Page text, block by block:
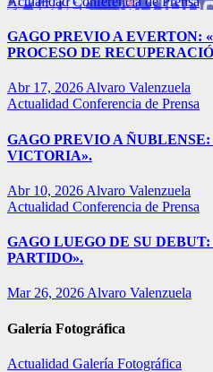
GAGO PREVIO A EVERTON:
PROCESO DE
Abr 17, 2026 Alvaro Valenzuela
Actualidad Conferencia de Prensa
GAGO PREVIO A
VICTORIA».
Abr 10, 2026 Alvaro Valenzuela
Actualidad Conferencia de Prensa
GAGO LUEGO DE SU
PARTIDO».
Mar 26, 2026 Alvaro Valenzuela
Galería Fotográfica
Actualidad Galería Fotográfica